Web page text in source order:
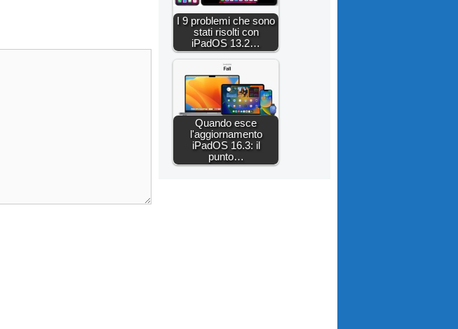
I 9 problemi che sono
stati risolti con
iPadOS 13.2…
Quando esce
l'aggiornamento
iPadOS 16.3: il
punto…